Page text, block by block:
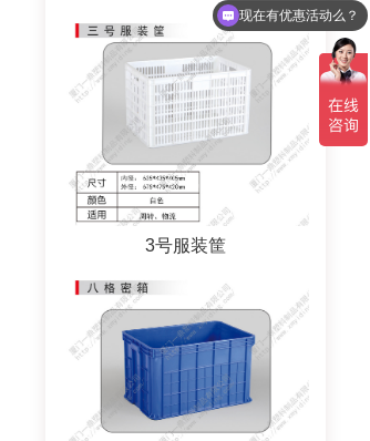
3号服装筐
可以考察你们的工厂么？